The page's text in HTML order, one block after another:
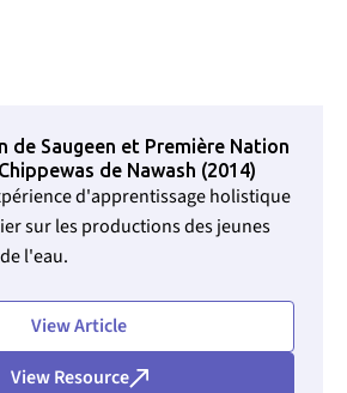
Filter pour sélectionner le type
de Saugeen et Première Nation
de Nawash (2014)
d'apprentissage holistique
sur les productions des jeunes
l'eau.
View Article
View Resource